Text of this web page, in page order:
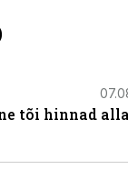
tõi hinnad